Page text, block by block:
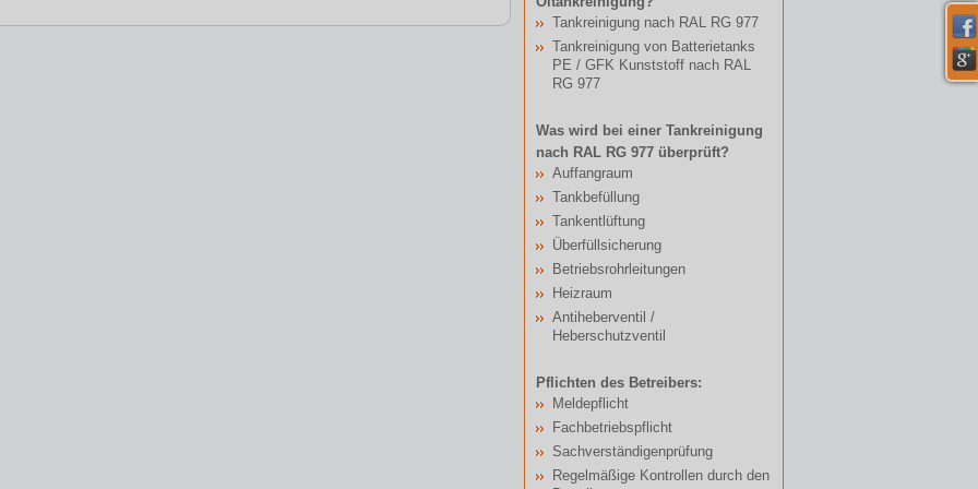
Tankreinigung nach RAL RG 977
Tankreinigung von Batterietanks
PE / GFK Kunststoff nach RAL
RG 977
Was wird bei einer Tankreinigung
nach RAL RG 977 überprüft?
Auffangraum
Tankbefüllung
Tankentlüftung
Überfüllsicherung
Betriebsrohrleitungen
Heizraum
Antiheberventil /
Heberschutzventil
Pflichten des Betreibers:
Meldepflicht
Fachbetriebspflicht
Sachverständigenprüfung
Regelmäßige Kontrollen durch den